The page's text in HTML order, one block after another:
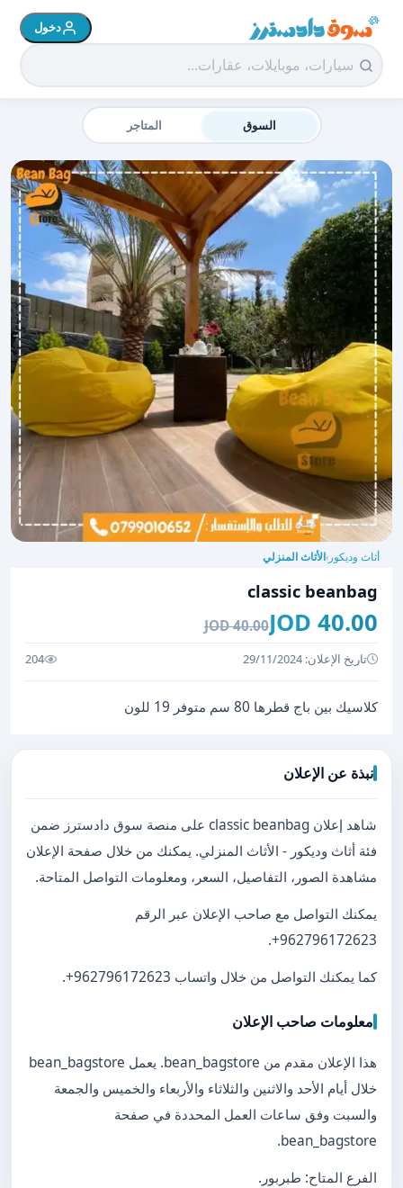
سوق دادسترز الرئيسية دخول
السوق المتاجر
أثاث وديكور ›الأثاث المنزلي
classic beanbag
40.00 JOD
40.00 JOD
تاريخ الإعلان: 29/11/2024 204
كلاسيك بين باج قطرها 80 سم متوفر 19 للون
نبذة عن الإعلان
شاهد إعلان classic beanbag على منصة سوق دادسترز ضمن
فئة أثاث وديكور - الأثاث المنزلي. يمكنك من خلال صفحة الإعلان
مشاهدة الصور، التفاصيل، السعر، ومعلومات التواصل المتاحة.
يمكنك التواصل مع صاحب الإعلان عبر الرقم
+962796172623
.
كما يمكنك التواصل من خلال واتساب +962796172623
.
معلومات صاحب الإعلان
هذا الإعلان مقدم من bean_bagstore. يعمل bean_bagstore
خلال أيام الأحد والاثنين والثلاثاء والأربعاء والخميس والجمعة
والسبت وفق ساعات العمل المحددة في صفحة
bean_bagstore.
الفرع المتاح: طبربور.